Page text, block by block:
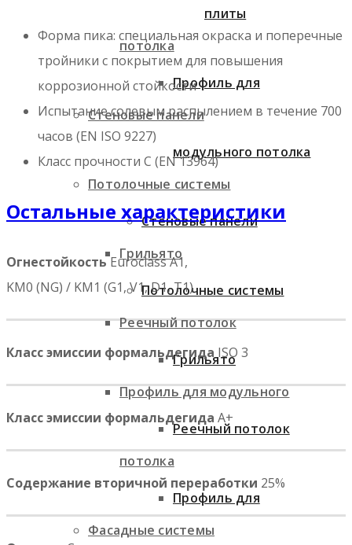
потолка
Стеновые панели
Потолочные системы
Грильято
Реечный потолок
Профиль для модульного
потолка
Фасадные системы
плиты
Профиль для
модульного потолка
Стеновые панели
Потолочные системы
Грильято
Реечный потолок
Профиль для
Форма пика: специальная окраска и поперечные
тройники с покрытием для повышения
коррозионной стойкости
Испытание солевым распылением в течение 700
часов (EN ISO 9227)
Класс прочности C (EN 13964)
Остальные характеристики
ОгнестойкостьEuroclass A1,
KM0 (NG) / KM1 (G1, V1, D1, T1)
Класс эмиссии формальдегида ISO 3
Класс эмиссии формальдегида A+
Содержание вторичной переработки 25%